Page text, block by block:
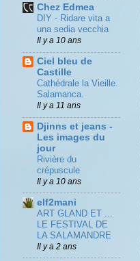
Chez Edmea
DIY - Ridare vita a
una sedia vecchia
Il y a 10 ans
Ciel bleu de
Castille
Cathédrale la Vieille.
Salamanca.
Il y a 11 ans
Djinns et jeans -
Les images du
jour
Rivière du
crépuscule
Il y a 10 ans
elf2mani
ART GLAND ET ...
LE FESTIVAL DE
LA SALAMANDRE
Il y a 2 ans